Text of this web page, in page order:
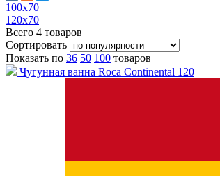
100х70
120х70
Всего 4 товаров
Сортировать
Показать по 36 50 100 товаров
Чугунная ванна Roca Continental 120